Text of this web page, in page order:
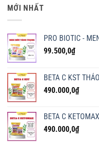
MỚI NHẤT
PRO BIOTIC -
99.500,0₫
BETA C KST
490.000,0₫
BETA C
490.000,0₫